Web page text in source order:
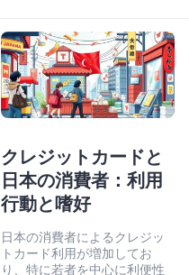
クレジットカードと
日本の消費者：利用
行動と嗜好
日本の消費者によるクレジッ
トカード利用が増加してお
り、特に若者を中心に利便性